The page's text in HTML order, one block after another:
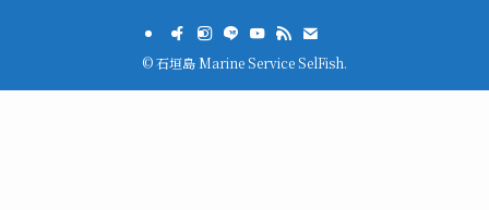
©石垣島 Marine Service SelFish.